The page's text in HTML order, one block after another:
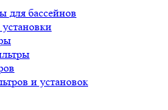
для бассейнов
и установок